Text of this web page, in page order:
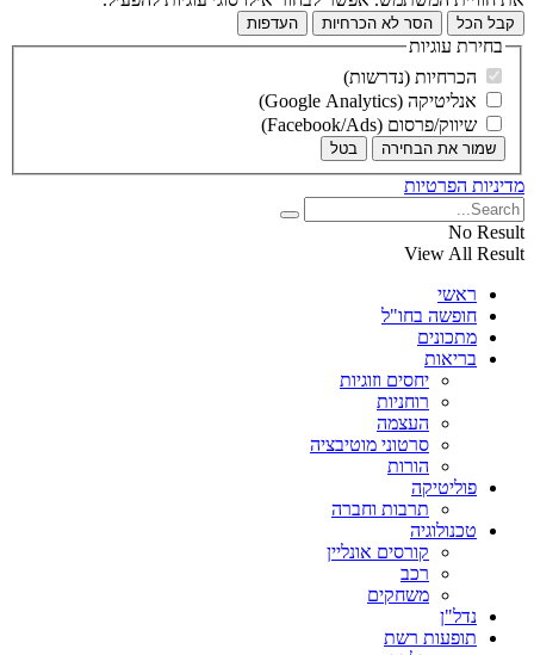
קבל הכל הסר לא הכרחיות העדפות
בחירת עוגיות
הכרחיות (נדרשות)
אנליטיקה (Google Analytics)
שיווק/פרסום (Facebook/Ads)
שמור את הבחירה בטל
מדיניות הפרטיות
No Result
View All Result
ראשי
חופשה בחו"ל
מתכונים
בריאות
יחסים וזוגיות
רוחניות
העצמה
סרטוני מוטיבציה
הורות
פוליטיקה
תרבות וחברה
טכנולוגיה
קורסים אונליין
רכב
משחקים
נדל"ן
תופעות רשת